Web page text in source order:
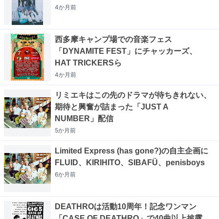
4か月前
西多摩キャンプ場での音楽フェス
「DYNAMITE FEST」にチャッカーズ、
HAT TRICKERSら
4か月前
リミエキはこの先のドラマが待ちきれない、
期待と興奮が詰まった「JUST A
NUMBER」配信
5か月前
Limited Express (has gone?)の自主企画に
FLUID、KIRIHITO、SIBAFÜ、penisboys
6か月前
DEATHROは活動10周年！記念ワンマン